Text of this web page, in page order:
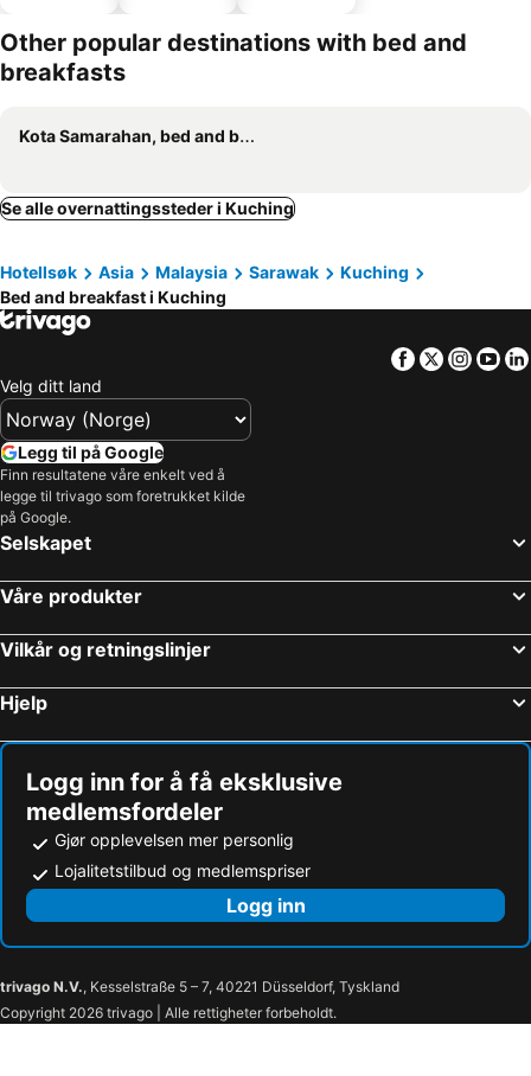
Other popular destinations with bed and
breakfasts
Kota Samarahan, bed and breakfasts
Se alle overnattingssteder i Kuching
Hotellsøk Asia Malaysia Sarawak
Kuching
Bed and breakfast i Kuching
Facebook
Twitter
Velg ditt land
Legg til på Google
Finn resultatene våre enkelt ved å
legge til trivago som foretrukket kilde
på Google.
Selskapet
Våre produkter
Vilkår og retningslinjer
Hjelp
Logg inn for å få eksklusive
medlemsfordeler
Gjør opplevelsen mer personlig
Lojalitetstilbud og medlemspriser
Logg inn
trivago N.V., Kesselstraße 5 – 7, 40221 Düsseldorf, Tyskland
Copyright 2026 trivago | Alle rettigheter forbeholdt.